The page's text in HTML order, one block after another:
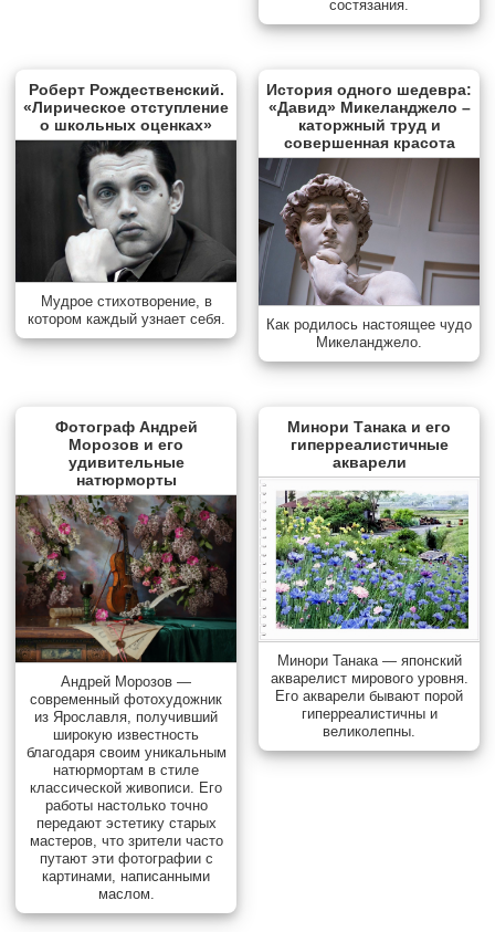
состязания.
Роберт Рождественский.
«Лирическое отступление
о школьных оценках»
Мудрое стихотворение, в
котором каждый узнает себя.
История одного шедевра:
«Давид» Микеланджело –
каторжный труд и
совершенная красота
Как родилось настоящее чудо
Микеланджело.
Фотограф Андрей
Морозов и его
удивительные
натюрморты
Андрей Морозов —
современный фотохудожник
из Ярославля, получивший
широкую известность
благодаря своим уникальным
натюрмортам в стиле
классической живописи. Его
работы настолько точно
передают эстетику старых
мастеров, что зрители часто
путают эти фотографии с
картинами, написанными
маслом.
Минори Танака и его
гиперреалистичные
акварели
Минори Танака — японский
акварелист мирового уровня.
Его акварели бывают порой
гиперреалистичны и
великолепны.